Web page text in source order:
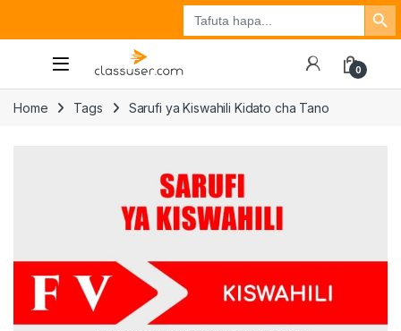
Search
for:
Search Button
Tuzo
0
Home Tags Sarufi ya Kiswahili Kidato cha Tano